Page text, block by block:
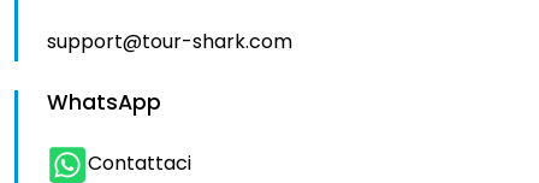
support@tour-shark.com
WhatsApp
Contattaci